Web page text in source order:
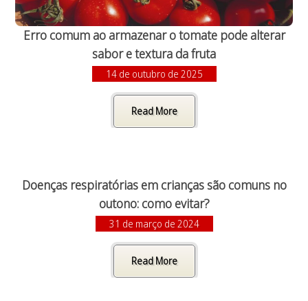
Erro comum ao armazenar o tomate pode alterar
sabor e textura da fruta
14 de outubro de 2025
Read More
Doenças respiratórias em crianças são comuns no
outono: como evitar?
31 de março de 2024
Read More